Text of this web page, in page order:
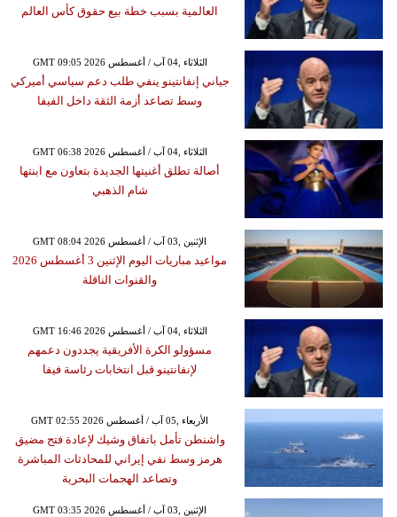
العالمية بسبب خطة بيع حقوق كأس العالم
GMT 09:05 2026 الثلاثاء ,04 آب / أغسطس
جياني إنفانتينو ينفي طلب دعم سياسي أميركي
وسط تصاعد أزمة الثقة داخل الفيفا
GMT 06:38 2026 الثلاثاء ,04 آب / أغسطس
أصالة تطلق أغنيتها الجديدة بتعاون مع ابنتها
شام الذهبي
GMT 08:04 2026 الإثنين ,03 آب / أغسطس
مواعيد مباريات اليوم الإثنين 3 أغسطس 2026
والقنوات الناقلة
GMT 16:46 2026 الثلاثاء ,04 آب / أغسطس
مسؤولو الكرة الأفريقية يجددون دعمهم
لإنفانتينو قبل انتخابات رئاسة فيفا
GMT 02:55 2026 الأربعاء ,05 آب / أغسطس
واشنطن تأمل باتفاق وشيك لإعادة فتح مضيق
هرمز وسط نفي إيراني للمحادثات المباشرة
وتصاعد الهجمات البحرية
GMT 03:35 2026 الإثنين ,03 آب / أغسطس